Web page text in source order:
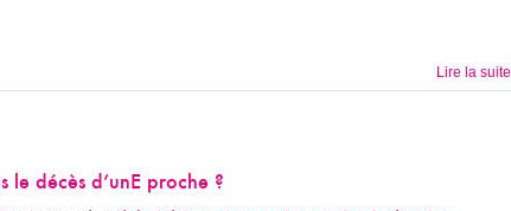
Lire la suite
le décès d’unE proche ?